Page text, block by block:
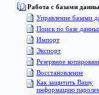
Pабота с базами
Управление базами
Поиск по базе
Импорт
Экспорт
Pезервное
Восстановление
Как защитить Вашу
информацию